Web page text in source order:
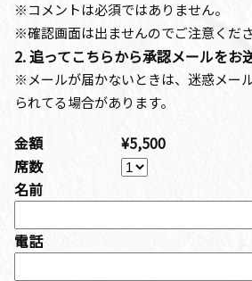
※コメントは必須ではありません。
※確認画面は出ませんのでご注意くださ
2. 追ってこちらから承認メールをお
※メールが届かないときは、迷惑メー
られてる場合があります。
金額
¥5,500
席数
名前
電話